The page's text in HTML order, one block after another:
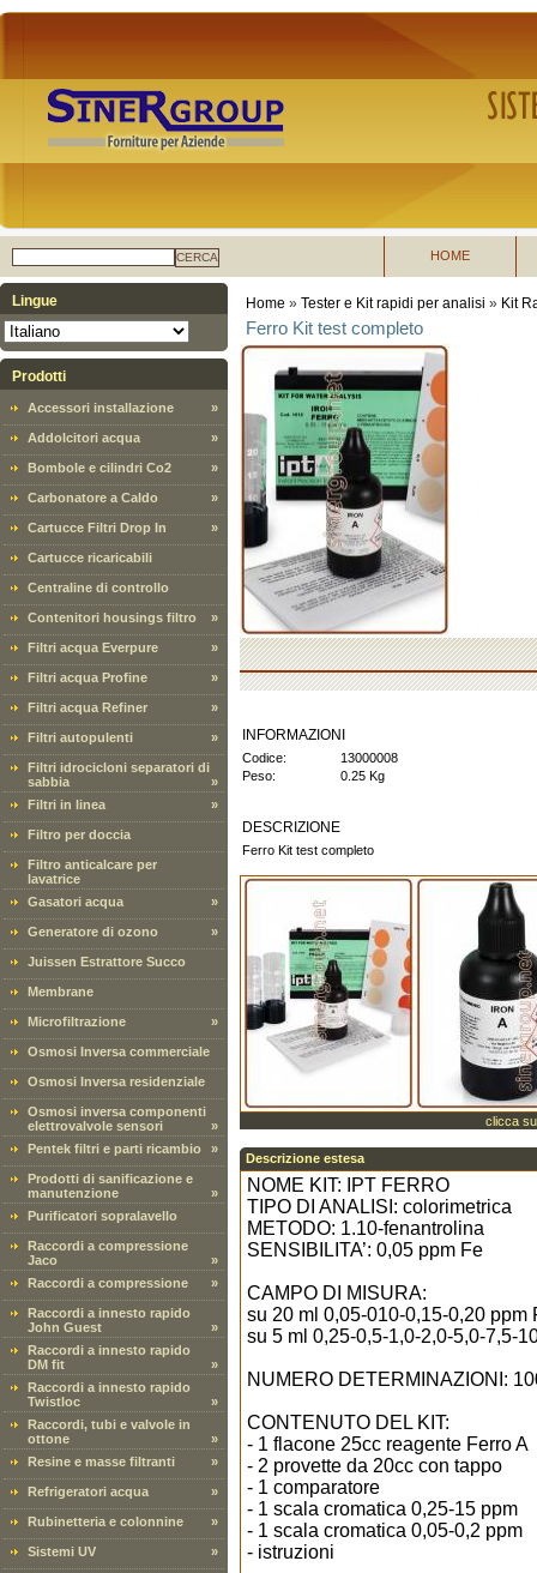
CERCA HOME
Lingue
Prodotti
Accessori installazione »
Addolcitori acqua »
Bombole e cilindri Co2 »
Carbonatore a Caldo »
Cartucce Filtri Drop In »
Cartucce ricaricabili
Centraline di controllo
Contenitori housings filtro »
Filtri acqua Everpure »
Filtri acqua Profine »
Filtri acqua Refiner »
Filtri autopulenti »
Filtri idrocicloni separatori di
sabbia
»
Filtri in linea
»
Filtro per doccia
Filtro anticalcare per
lavatrice
Gasatori acqua
»
Generatore di ozono »
Juissen Estrattore Succo
Membrane
Microfiltrazione »
Osmosi Inversa commerciale
Osmosi Inversa residenziale
Osmosi inversa componenti
elettrovalvole sensori
»
Pentek filtri e parti ricambio
»
Prodotti di sanificazione e
manutenzione
»
Purificatori sopralavello
Raccordi a compressione
Jaco
»
Raccordi a compressione
»
Raccordi a innesto rapido
John Guest
»
Raccordi a innesto rapido
DM fit
»
Raccordi a innesto rapido
Twistloc
»
Raccordi, tubi e valvole in
ottone
»
Resine e masse filtranti
»
Refrigeratori acqua »
Rubinetteria e colonnine »
Sistemi UV »
Home » Tester e Kit rapidi per analisi » Kit
Ferro Kit test completo
INFORMAZIONI
Codice:
13000008
Peso:
0.25 Kg
DESCRIZIONE
Ferro Kit test completo
clicca
Descrizione estesa
NOME KIT: IPT FERRO
TIPO DI ANALISI: colorimetrica
METODO: 1.10-fenantrolina
SENSIBILITA’: 0,05 ppm Fe
CAMPO DI MISURA:
su 20 ml 0,05-010-0,15-0,20 ppm
su 5 ml 0,25-0,5-1,0-2,0-5,0-7,5-
NUMERO DETERMINAZIONI:
CONTENUTO DEL KIT:
- 1 flacone 25cc reagente Ferro A
- 2 provette da 20cc con tappo
- 1 comparatore
- 1 scala cromatica 0,25-15 ppm
- 1 scala cromatica 0,05-0,2 ppm
- istruzioni